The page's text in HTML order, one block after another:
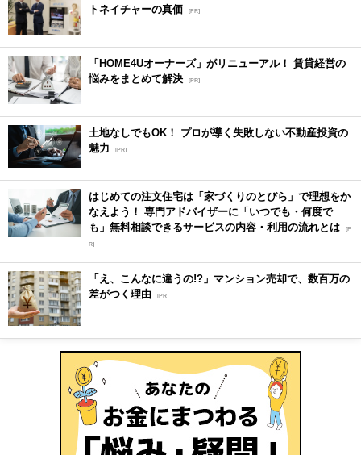
トネイチャーの真価
[PR]
「HOME4Uオーナーズ」がリニューアル！ 賃貸経営の
悩みをまとめて解決 [PR]
土地なしでもOK！ プロが導く失敗しない不動産投資の
魅力
[PR]
はじめての注文住宅は「家づくりのとびら」で理想をか
なえよう！ 専門アドバイザーに「いつでも・何度で
も」無料相談できるサービスの内容・利用の流れとは [P
R]
「え、こんなに違うの!?」マンション売却で、数百万の
差がつく理由 [PR]